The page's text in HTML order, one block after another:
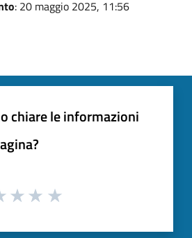
: 20 maggio 2025, 11:56
chiare le informazioni